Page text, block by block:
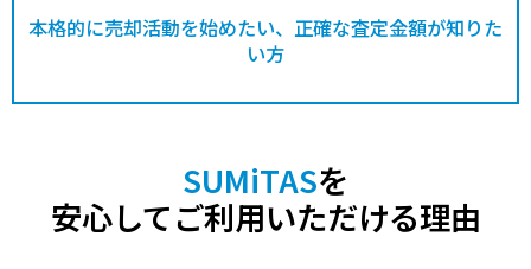
本格的に売却活動を始めたい、正確な査定金額が知りた
い方
SUMiTASを
安心してご利用いただける理由